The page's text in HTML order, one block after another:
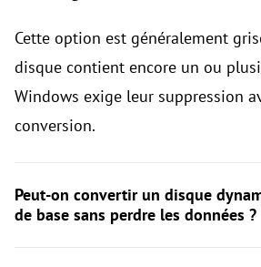
Cette option est généralement
disque contient encore un ou
Windows exige leur suppression
conversion.
Peut-on convertir un disque
de base sans perdre les données ?